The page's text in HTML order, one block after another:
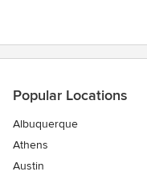
Popular Locations
Albuquerque
Athens
Austin